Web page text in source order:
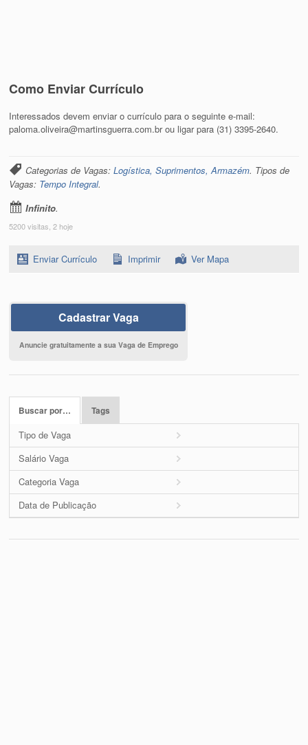
Como Enviar Currículo
Interessados devem enviar o currículo para o seguinte e-mail:
paloma.oliveira@martinsguerra.com.br ou ligar para (31) 3395-2640.
Categorias de Vagas:Logística, Suprimentos, Armazém. Tipos de
Vagas: Tempo Integral.
Infinito.
5200 visitas, 2 hoje
Enviar Currículo Imprimir Ver Mapa
Cadastrar Vaga
Anuncie gratuitamente a sua Vaga de Emprego
Buscar por… Tags
Tipo de Vaga
Salário Vaga
Categoria Vaga
Data de Publicação